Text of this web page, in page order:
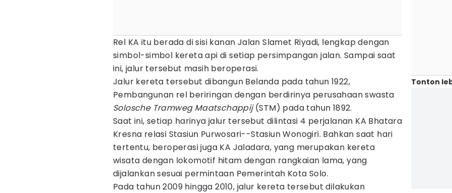
Rel KA itu berada di sisi kanan Jalan Slamet Riyadi, lengkap dengan
simbol-simbol kereta api di setiap persimpangan jalan. Sampai saat
ini, jalur tersebut masih beroperasi.
Jalur kereta tersebut dibangun Belanda pada tahun 1922,
Pembangunan rel beriringan dengan berdirinya perusahaan swasta
Solosche Tramweg Maatschappij(STM) pada tahun 1892.
Saat ini, setiap harinya jalur tersebut dilintasi 4 perjalanan KA Bhatara
Kresna relasi Stasiun Purwosari--Stasiun Wonogiri. Bahkan saat hari
tertentu, beroperasi juga KA Jaladara, yang merupakan kereta
wisata dengan lokomotif hitam dengan rangkaian lama, yang
dijalankan sesuai permintaan Pemerintah Kota Solo.
Pada tahun 2009 hingga 2010, jalur kereta tersebut dilakukan
Tonton